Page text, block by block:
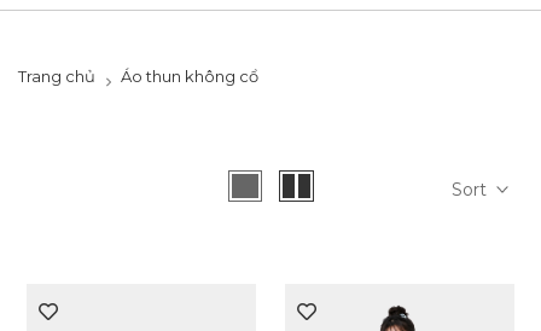
Trang chủ Áo thun không cổ
Sort